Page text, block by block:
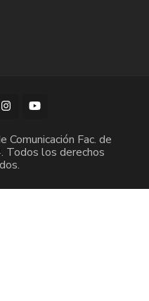
Fac. de
Todos los derechos